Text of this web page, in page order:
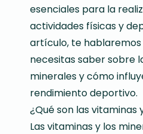
esenciales para la
actividades físicas y
artículo, te
necesitas saber sobre
minerales y cómo
rendimiento deportivo.
¿Qué son las vitaminas
Las vitaminas y los